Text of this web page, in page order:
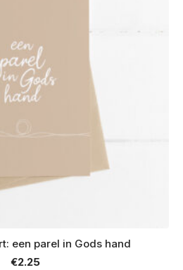
een parel in Gods hand
€2.25